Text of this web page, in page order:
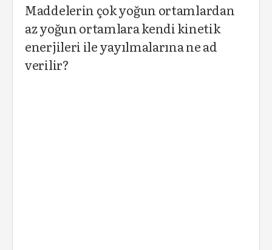
Maddelerin çok yoğun ortamlardan
az yoğun ortamlara kendi kinetik
enerjileri ile yayılmalarına ne ad
verilir?